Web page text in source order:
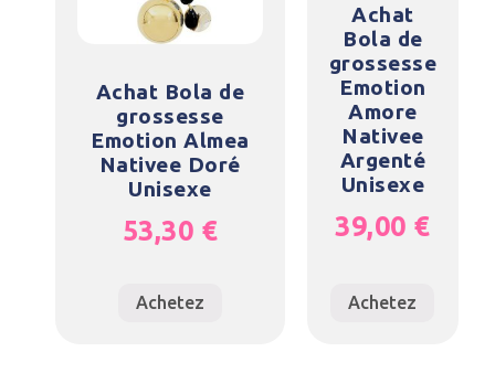
Achat Bola de
grossesse
Emotion Almea
Nativee Doré
Unisexe
53,30 €
Achetez
Achat
Bola de
grossesse
Emotion
Amore
Nativee
Argenté
Unisexe
39,00 €
Achetez